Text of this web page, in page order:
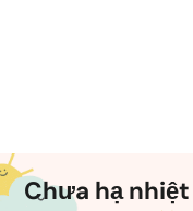
Chưa hạ